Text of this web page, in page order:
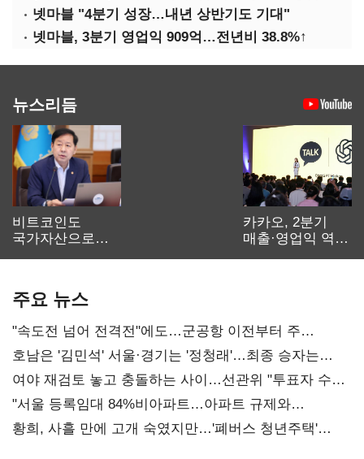
넷마블 "4분기 성장…내년 상반기도 기대"
넷마블, 3분기 영업익 909억…전년비 38.8%↑
뉴스리듬
비트코인도
국가자산으로…'
카카오, 2분기
매출·영업익 역대
주요 뉴스
"속도전 넘어 전격전"에도…군공항 이전부터 주
52시간까지 '뇌관'
호남은 '김민석' 서울·경기는 '정청래'…최종 승자는
'안갯속'
여야 재검토 놓고 충돌하는 사이…선관위 "투표자 수
오차 당연"
"서울 등록임대 84%비아파트…아파트 규제와
달리해야"
황희, 사흘 만에 고개 숙였지만…'폐버스 청년주택'